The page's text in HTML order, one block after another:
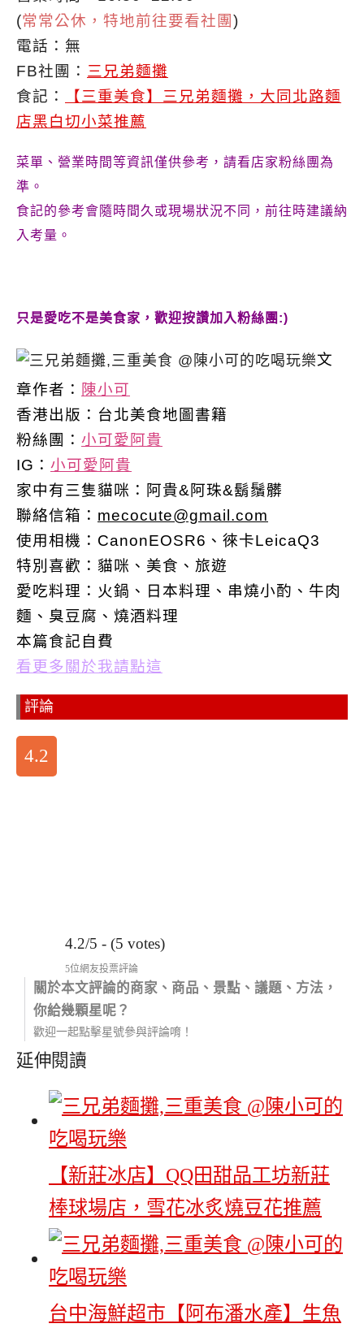
(常常公休，特地前往要看社團)
電話：無
FB社團： 三兄弟麵攤
食記：
【三重美食】三兄弟麵攤，大同北路麵
店黑白切小菜推薦
菜單、營業時間等資訊僅供參考，請看店家粉絲團為
準。
食記的參考會隨時間久或現場狀況不同，前往時建議納
入考量。
只是愛吃不是美食家，歡迎按讚加入粉絲團:)
文
章作者： 陳小可
香港出版： 台北美食地圖書籍
粉絲團： 小可愛阿貴
IG： 小可愛阿貴
家中有三隻貓咪：阿貴&阿珠&鬍鬚髒
聯絡信箱： mecocute@gmail.com
使用相機：CanonEOSR6、徠卡LeicaQ3
特別喜歡： 貓咪、美食、旅遊
愛吃料理：火鍋、日本料理、串燒小酌、牛肉
麵、臭豆腐、燒酒料理
本篇食記自費
看更多關於我請點這
評論
4.2
4.2/5 - (5 votes)
5位網友投票評論
關於本文評論的商家、商品、景點、議題、方法，
你給幾顆星呢？
歡迎一起點擊星號參與評論唷！
延伸閱讀
【新莊冰店】QQ田甜品工坊新莊
棒球場店，雪花冰炙燒豆花推薦
台中海鮮超市【阿布潘水產】生魚